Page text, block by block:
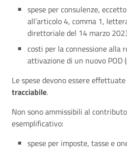
spese per consulenze,
all’articolo 4, comma 1,
direttoriale del 14 marzo
costi per la connessione
attivazione di un nuovo POD
Le spese devono essere
tracciabile.
Non sono ammissibili al
esemplificativo:
spese per imposte, tasse e